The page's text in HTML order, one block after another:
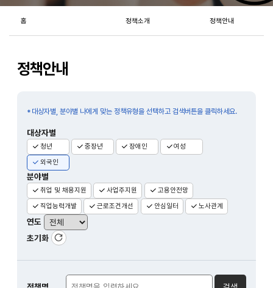
정책안내
홈 정책소개 정책안내
대상자별, 분야별 나에게 맞는 정책유형을 선택하고 검색버튼을 클릭하세요.
게시판검색
대상자별
청년 중장년 장애인
여성
외국인
분야별
취업 및 채용지원 사업주지원
고용안전망
직업능력개발
근로조건개선 안심일터 노사관계
연도
초기화
정책검색